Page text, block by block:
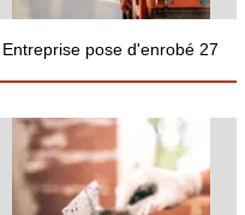
Entreprise pose d'enrobé 27